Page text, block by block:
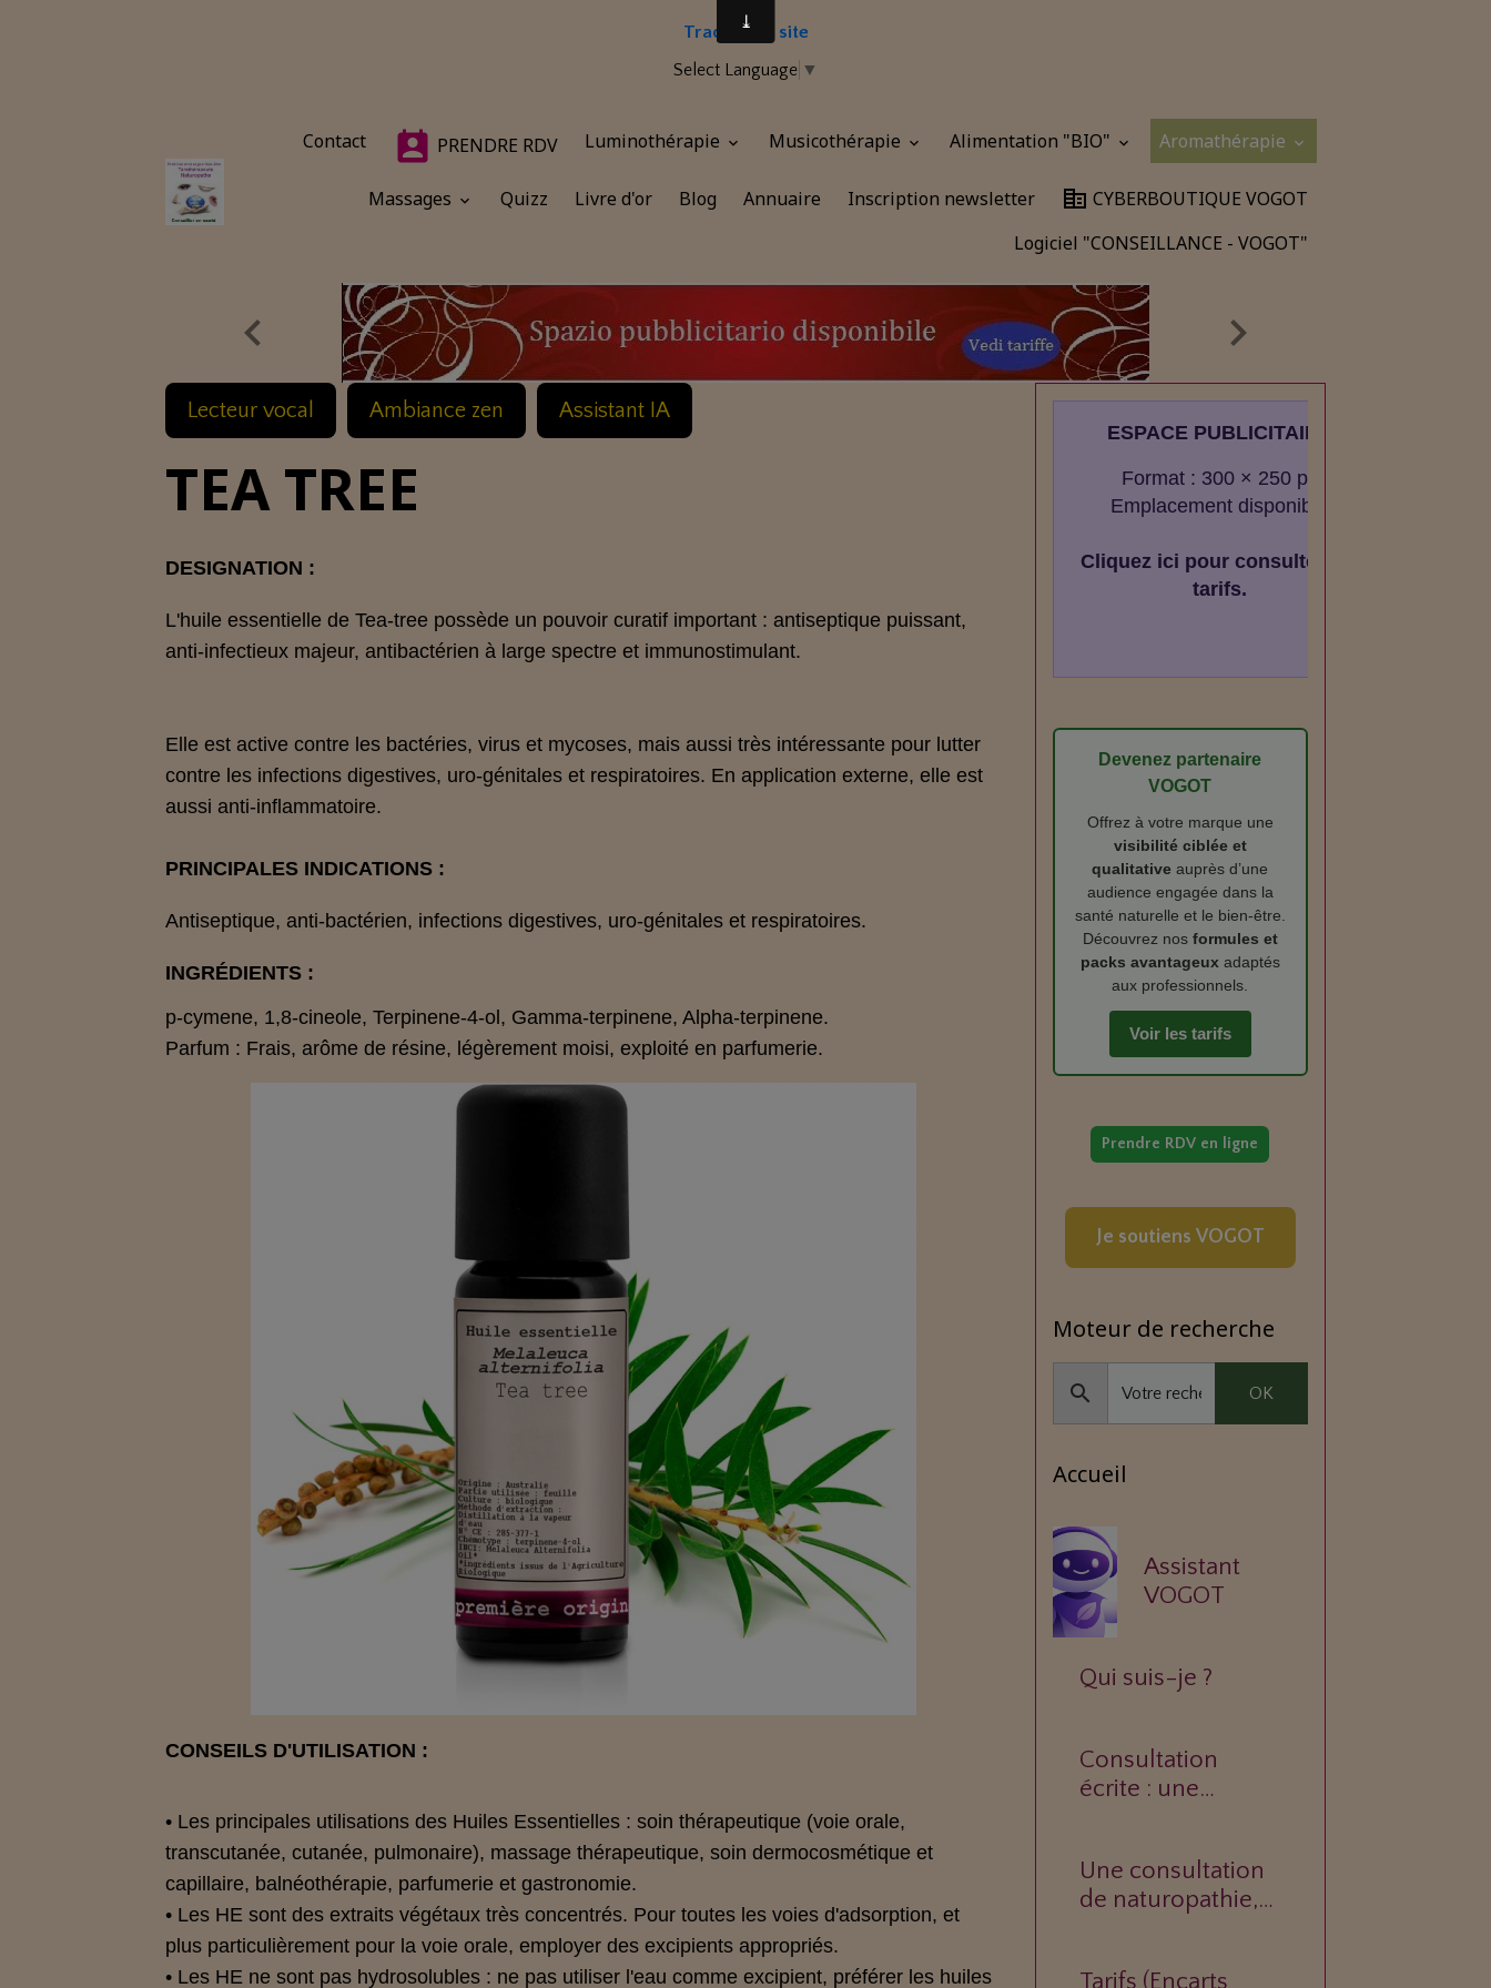
Traduire le site
Select Language ▼
Contact PRENDRE RDV Luminothérapie Musicothérapie Alimentation "BIO" Aromathérapie
Massages Quizz Livre d'or Blog Annuaire Inscription newsletter
CYBERBOUTIQUE VOGOT
Logiciel "CONSEILLANCE - VOGOT"
Lecteur vocal Ambiance zen Assistant IA
TEA TREE
DESIGNATION :
L'huile essentielle de Tea-tree possède un pouvoir curatif important : antiseptique puissant,
anti-infectieux majeur, antibactérien à large spectre et immunostimulant.
Elle est active contre les bactéries, virus et mycoses, mais aussi très intéressante pour lutter
contre les infections digestives, uro-génitales et respiratoires. En application externe, elle est
aussi anti-inflammatoire.
PRINCIPALES INDICATIONS :
Antiseptique, anti-bactérien, infections digestives, uro-génitales et respiratoires.
INGRÉDIENTS :
p-cymene, 1,8-cineole, Terpinene-4-ol, Gamma-terpinene, Alpha-terpinene.
Parfum : Frais, arôme de résine, légèrement moisi, exploité en parfumerie.
CONSEILS D'UTILISATION :
• Les principales utilisations des Huiles Essentielles : soin thérapeutique (voie orale,
transcutanée, cutanée, pulmonaire), massage thérapeutique, soin dermocosmétique et
capillaire, balnéothérapie, parfumerie et gastronomie.
• Les HE sont des extraits végétaux très concentrés. Pour toutes les voies d'adsorption, et
plus particulièrement pour la voie orale, employer des excipients appropriés.
• Les HE ne sont pas hydrosolubles : ne pas utiliser l'eau comme excipient, préférer les huiles
ESPACE PUBLICITAIRE
Format : 300 × 250 px
Emplacement disponible
Cliquez ici pour consulter les
tarifs.
Devenez partenaire
VOGOT
Offrez à votre marque une
visibilité ciblée et
qualitative auprès d’une
audience engagée dans la
santé naturelle et le bien‑être.
Découvrez nos formules et
packs avantageuxadaptés
aux professionnels.
Voir les tarifs
Prendre RDV en ligne
Je soutiens VOGOT
Moteur de recherche
OK
Accueil
Assistant
VOGOT
Qui suis-je ?
Consultation
écrite : une
votre question.
Une consultation
de naturopathie,
Tarifs (Encarts